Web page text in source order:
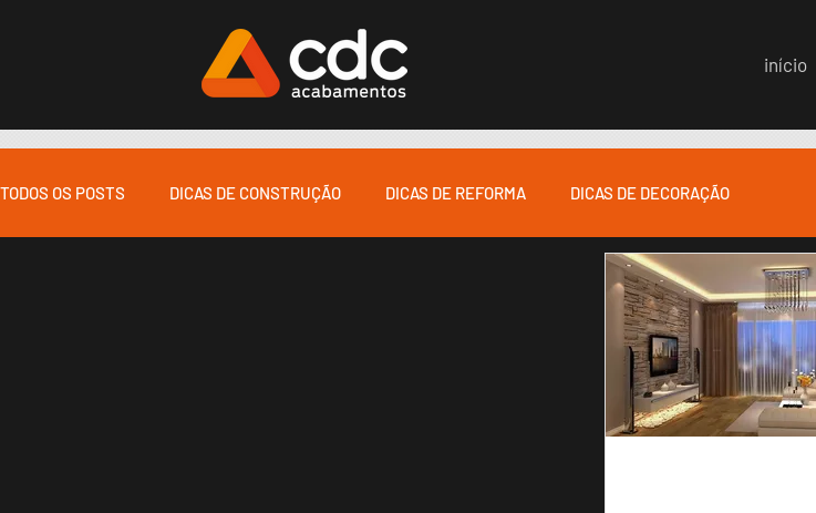
início
TODOS OS POSTS DICAS DE CONSTRUÇÃO DICAS DE REFORMA DICAS DE DECORAÇÃO